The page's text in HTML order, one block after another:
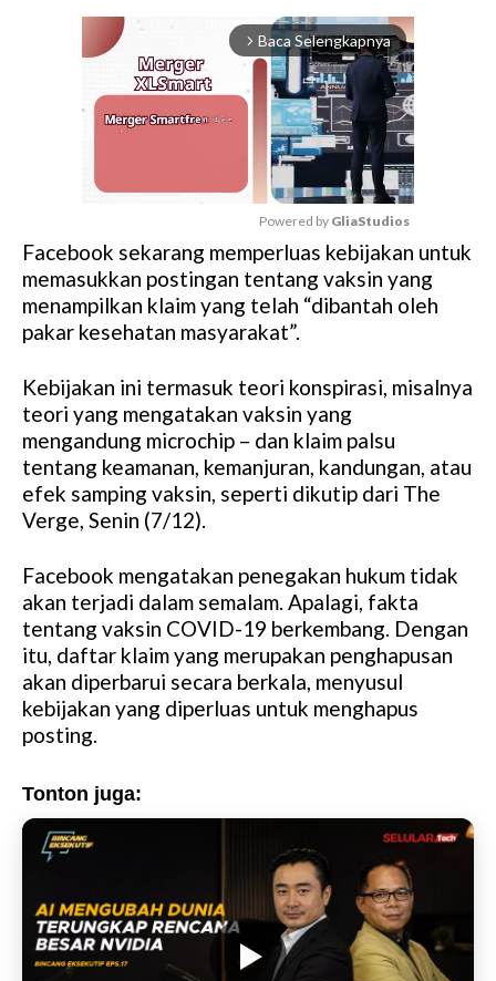
arrow_forward_ios Baca Selengkapnya
M
u
t
Powered by GliaStudios
Facebook sekarang memperluas kebijakan untuk
memasukkan postingan tentang vaksin yang
menampilkan klaim yang telah “dibantah oleh
pakar kesehatan masyarakat”.
Kebijakan ini termasuk teori konspirasi, misalnya
teori yang mengatakan vaksin yang
mengandung microchip – dan klaim palsu
tentang keamanan, kemanjuran, kandungan, atau
efek samping vaksin, seperti dikutip dari The
Verge, Senin (7/12).
Facebook mengatakan penegakan hukum tidak
akan terjadi dalam semalam. Apalagi, fakta
tentang vaksin COVID-19 berkembang. Dengan
itu, daftar klaim yang merupakan penghapusan
akan diperbarui secara berkala, menyusul
kebijakan yang diperluas untuk menghapus
posting.
Tonton juga: